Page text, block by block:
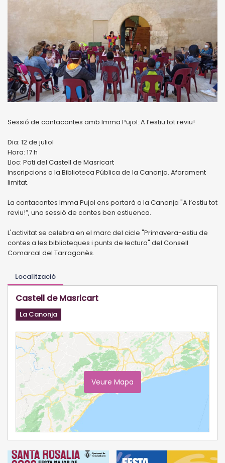
Sessió de contacontes amb Imma Pujol: A l’estiu tot reviu!
Dia: 12 de juliol
Hora: 17 h
Lloc: Pati del Castell de Masricart
Inscripcions a la Biblioteca Pública de la Canonja. Aforament
limitat.
La contacontes Imma Pujol ens portarà a la Canonja "A l’estiu tot
reviu!”, una sessió de contes ben estiuenca.
L'activitat se celebra en el marc del cicle "Primavera-estiu de
contes a les biblioteques i punts de lectura" del Consell
Comarcal del Tarragonès.
Localització
Castell de Masricart
La Canonja
Veure Mapa